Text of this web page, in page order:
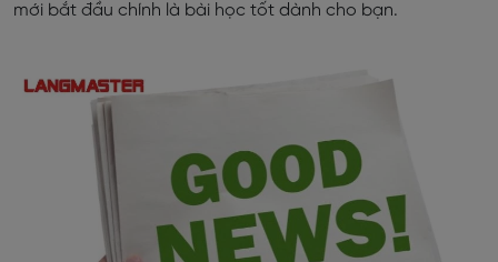
mới bắt đầu chính là bài học tốt dành cho bạn.